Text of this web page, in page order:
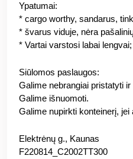
Ypatumai:
* cargo worthy, sandarus,
* švarus viduje, nėra
* Vartai varstosi labai lengvai;
Siūlomos paslaugos:
Galime nebrangiai pristatyti ir
Galime išnuomoti.
Galime nupirkti konteinerį, jei
Elektrėnų g., Kaunas
F220814_C2002TT300